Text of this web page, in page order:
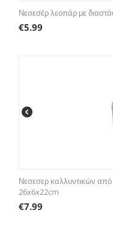
Νεσεσέρ λεοπάρ με
€5.99
Νεσεσερ καλλυντικών
26x6x22cm
€7.99